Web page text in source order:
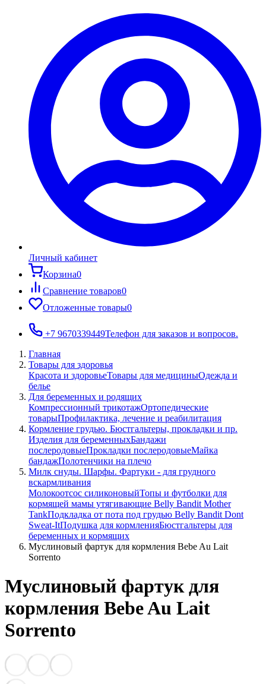
Личный кабинет
Корзина0
Сравнение товаров0
Отложенные товары0
+7 9670339449Телефон для заказов и вопросов.
Главная
Товары для здоровья
Красота и здоровьеТовары для медициныОдежда и
белье
Для беременных и родящих
Компрессионный трикотажОртопедические
товарыПрофилактика, лечение и реабилитация
Кормление грудью. Бюстгальтеры, прокладки и пр.
Изделия для беременныхБандажи
послеродовыеПрокладки послеродовыеМайка
бандажПолотенчики на плечо
Милк снуды. Шарфы. Фартуки - для грудного
вскармливания
Молокоотсос силиконовыйТопы и футболки для
кормящей мамы утягивающие Belly Bandit Mother
TankПодкладка от пота под грудью Belly Bandit Dont
Sweat-ItПодушка для кормленияБюстгальтеры для
беременных и кормящих
Муслиновый фартук для кормления Bebe Au Lait
Sorrento
Муслиновый фартук для
кормления Bebe Au Lait
Sorrento